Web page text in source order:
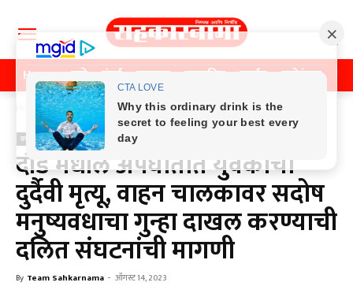
Home पुणे मुंबई महाराष्ट्र राजकीय क्राईम मनोरंजन
Home क्राईम
क्राईम
दौंड मधील अपघातात युवकाचा
दुर्दैवी मृत्यू, वाहन चालकावर सदोष
मनुष्यवधाचा गुन्हा दाखल करण्याची
दलित संघटनांची मागणी
By Team Sahkarnama - ऑगस्ट 14, 2023